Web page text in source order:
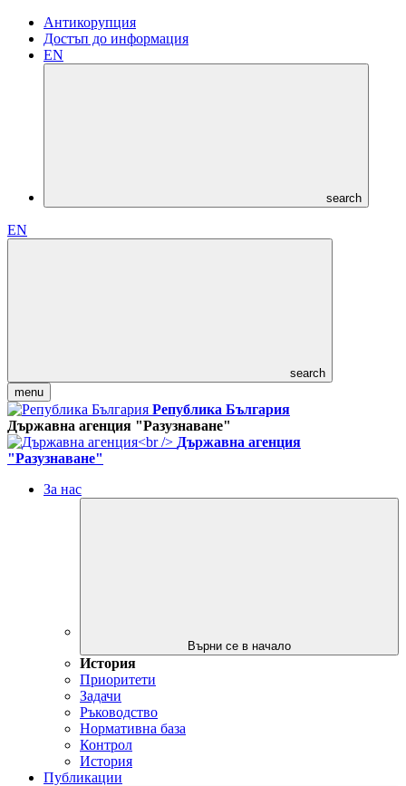
Антикорупция
Достъп до информация
EN
search
EN
search
menu
Република България
Държавна агенция "Разузнаване"
Държавна агенция
"Разузнаване"
За нас
Върни се в начало
История
Приоритети
Задачи
Ръководство
Нормативна база
Контрол
История
Публикации